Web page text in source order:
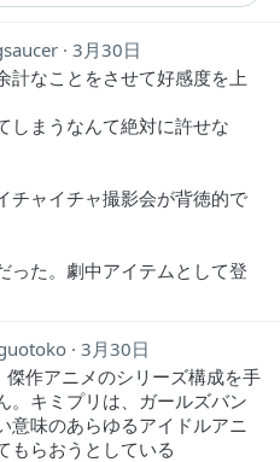
3月30日
計なことをさせて好感度を上
しまうなんて絶対に許せな
チャイチャ撮影会が背徳的で
った。劇中アイテムとして登
3月30日
作アニメのシリーズ構成を手
。キミプリは、ガールズバン
意味のあらゆるアイドルアニ
もらおうとしている